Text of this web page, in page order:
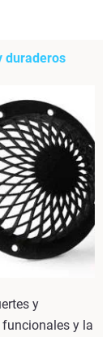
duraderos
y
y la